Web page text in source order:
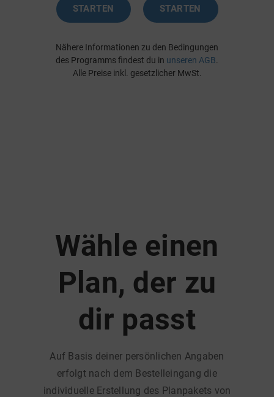
STARTEN STARTEN
Nähere Informationen zu den Bedingungen
des Programms findest du in unseren AGB
Alle Preise inkl. gesetzlicher MwSt.
Wähle einen
Plan, der zu
dir passt
Auf Basis deiner persönlichen Angaben
erfolgt nach dem Bestelleingang die
individuelle Erstellung des Planpakets von